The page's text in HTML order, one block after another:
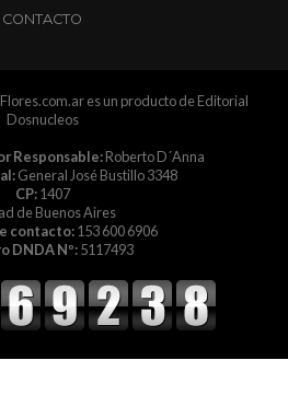
CONTACTO
es un producto de Editorial
Dosnucleos
Responsable:Roberto D´Anna
General José Bustillo 3348
CP:1407
de Buenos Aires
contacto:153 600 6906
DNDA Nº:5117493